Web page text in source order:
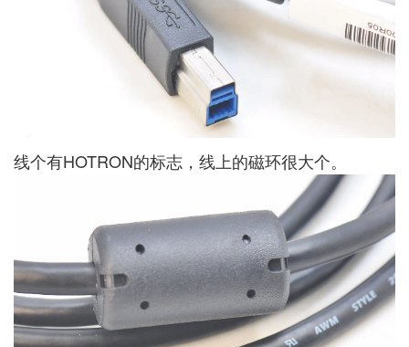
线个有HOTRON的标志，线上的磁环很大个。